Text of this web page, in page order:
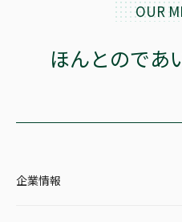
リセ
OUR
ほんとのであ
企業情報